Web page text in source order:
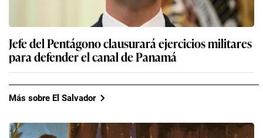
Jefe del Pentágono clausurará ejercicios militares
para defender el canal de Panamá
Más sobre El Salvador